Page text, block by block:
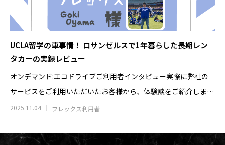
UCLA留学の車事情！ ロサンゼルスで1年暮らした長期レン
タカーの実録レビュー
オンデマンド:エコドライブご利用者インタビュー実際に弊社の
サービスをご利用いただいたお客様から、体験談をご紹介しま
す！インタビュ
2025.11.04 フレックス利用者